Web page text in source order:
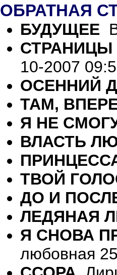
ОБРАТНАЯ
БУДУЩЕЕ
СТРАНИЦЫ
10-2007
ОСЕННИЙ
ТАМ,
Я НЕ
ВЛАСТЬ
ТВОЙ
ДО И
ЛЕДЯНАЯ
Я СНОВА
любовная